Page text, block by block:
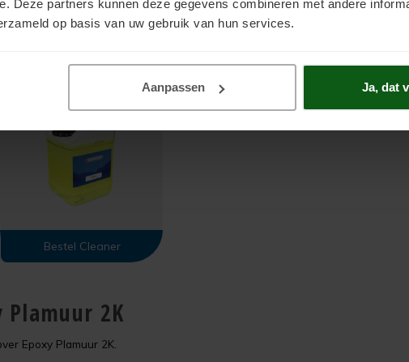
Deze partners kunnen deze gegevens combineren met andere
op basis van uw gebruik van hun services.
Aanpassen Ja, dat
Bestel Cleaner
2K
Epoxy Plamuur 2K.